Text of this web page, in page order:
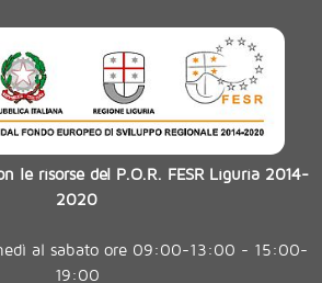
le risorse del P.O.R. FESR Liguria 2014-
2020
al sabato ore 09:00-13:00 - 15:00-
19:00